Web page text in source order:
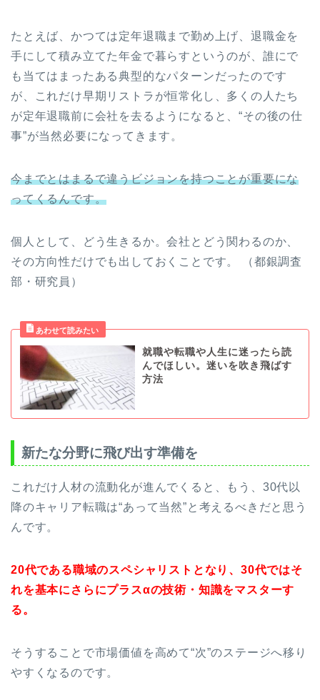
たとえば、かつては定年退職まで勤め上げ、退職金を
手にして積み立てた年金で暮らすというのが、誰にで
も当てはまったある典型的なパターンだったのです
が、これだけ早期リストラが恒常化し、多くの人たち
が定年退職前に会社を去るようになると、“その後の仕
事”が当然必要になってきます。
今までとはまるで違うビジョンを持つことが重要にな
ってくるんです。
個人として、どう生きるか。会社とどう関わるのか、
その方向性だけでも出しておくことです。 （都銀調査
部・研究員）
就職や転職や人生に迷ったら読
んでほしい。迷いを吹き飛ばす
方法
新たな分野に飛び出す準備を
これだけ人材の流動化が進んでくると、もう、30代以
降のキャリア転職は“あって当然”と考えるべきだと思う
んです。
20代である職域のスペシャリストとなり、30代ではそ
れを基本にさらにプラスαの技術・知識をマスターす
る。
そうすることで市場価値を高めて“次”のステージへ移り
やすくなるのです。